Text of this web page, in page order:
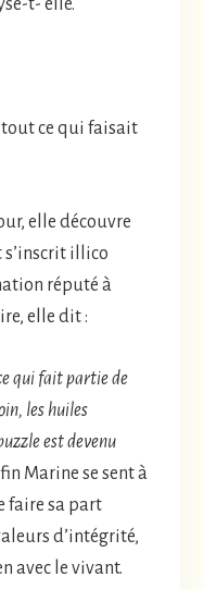
t- elle.
ce qui faisait
elle découvre
illico
réputé à
elle dit :
qui fait partie de
les huiles
est devenu
Marine se sent à
faire sa part
d’intégrité,
avec le vivant.